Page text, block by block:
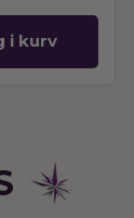
i kurv